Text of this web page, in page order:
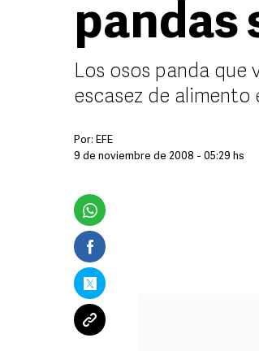
pandas
Los osos panda que
escasez de alimento
Por: EFE
9 de noviembre de 2008 - 05:29 hs